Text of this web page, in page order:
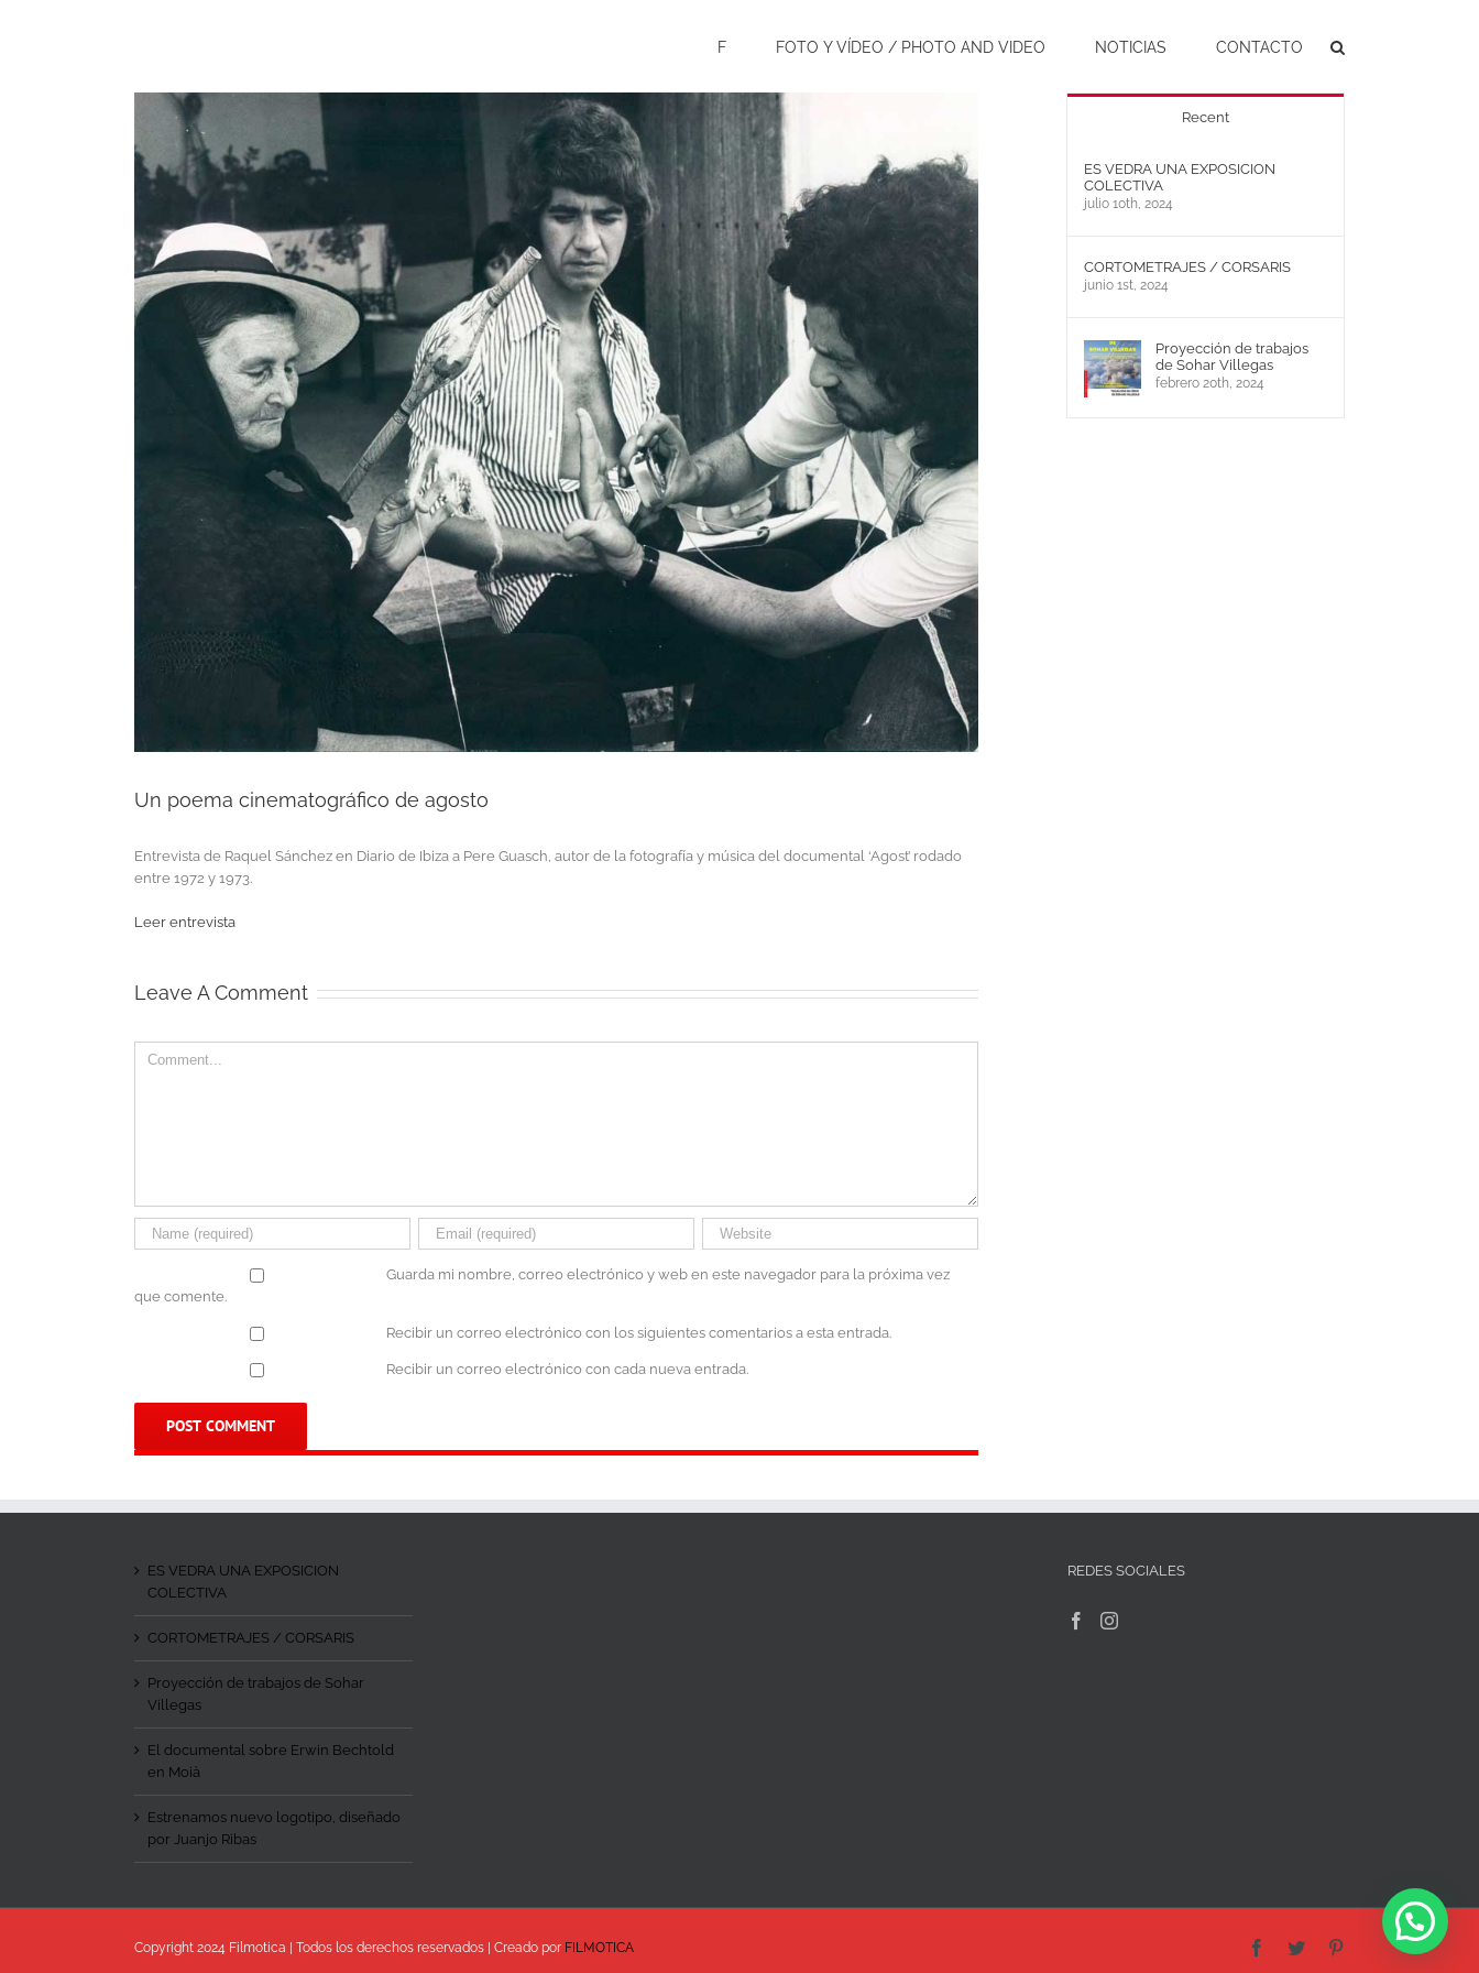
F FOTO Y VÍDEO / PHOTO AND VIDEO NOTICIAS CONTACTO
Image
Un poema cinematográfico de agosto
Entrevista de Raquel Sánchez en Diario de Ibiza a Pere Guasch, autor de la fotografía y música del documental ‘Agost’ rodado
entre 1972 y 1973.
Leer entrevista
Leave A Comment
Comment
Guarda mi nombre, correo electrónico y web en este navegador para la próxima vez
que comente.
Recibir un correo electrónico con los siguientes comentarios a esta entrada.
Recibir un correo electrónico con cada nueva entrada.
Recent
ES VEDRA UNA EXPOSICION
COLECTIVA
julio 10th, 2024
CORTOMETRAJES / CORSARIS
junio 1st, 2024
Proyección de trabajos
de Sohar Villegas
febrero 20th, 2024
ES VEDRA UNA EXPOSICION
COLECTIVA
CORTOMETRAJES / CORSARIS
Proyección de trabajos de Sohar
Villegas
El documental sobre Erwin Bechtold
en Moià
Estrenamos nuevo logotipo, diseñado
por Juanjo Ribas
REDES SOCIALES
Copyright 2024 Filmotica | Todos los derechos reservados | Creado por FILMOTICA Facebook
Twitter Pinterest